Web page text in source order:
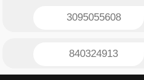
3095055608
840324913